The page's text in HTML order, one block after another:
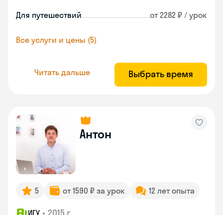
Для путешествий от 2282 ₽ / урок
Все услуги и цены (5)
Читать дальше Выбрать время
Антон
5 от 1590 ₽ за урок 12 лет опыта
ИГУ